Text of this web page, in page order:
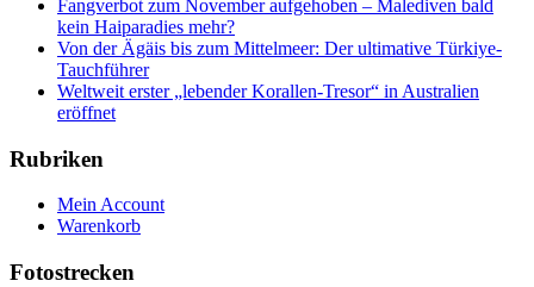
Fangverbot zum November aufgehoben – Malediven bald
kein Haiparadies mehr?
Von der Ägäis bis zum Mittelmeer: Der ultimative Türkiye-
Tauchführer
Weltweit erster „lebender Korallen-Tresor“ in Australien
eröffnet
Rubriken
Mein Account
Warenkorb
Fotostrecken